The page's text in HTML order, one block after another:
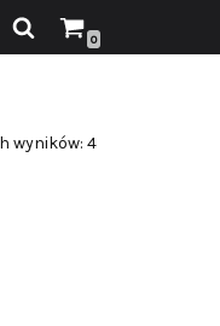
0
wyników: 4